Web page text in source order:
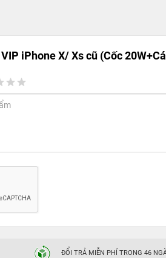
iPhone X/ Xs cũ (Cốc
ĐỔI TRẢ MIỄN PHÍ TRONG 46